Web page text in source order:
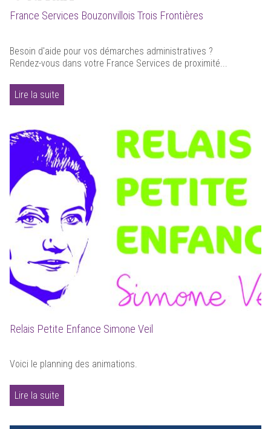
France Services Bouzonvillois Trois Frontières
Besoin d'aide pour vos démarches administratives ?
Rendez-vous dans votre France Services de proximité...
Lire la suite
Relais Petite Enfance Simone Veil
Voici le planning des animations.
Lire la suite